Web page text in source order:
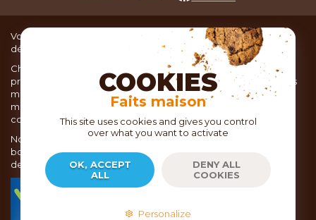
Vous recherchez du matériel de cuisine pour concocter de
délicieux plats ou des pâtisseries dignes d’un grand chef ?
Chez TOC, boutique d’ustensiles de cuisine, nous vous
proposons une large sélection de produits issus des meilleures
marques de matériel de cuisine: Ustensiles de pâtisserie,
matériel de cuisson, service de table, ustensiles de cuisine,
coutellerie, set picnic.
Nous vous réservons un accueil chaleureux au sein de nos 21
boutiques, mais vous trouverez également tout votre matériel
de cuisine en ligne sur notre site internet toc.fr
commerce et de la vente à distance depuis 2018.
COOKIES
Faits maison
This site uses cookies and gives you control
over what you want to activate
OK, ACCEPT
ALL
DENY ALL
COOKIES
Personalize